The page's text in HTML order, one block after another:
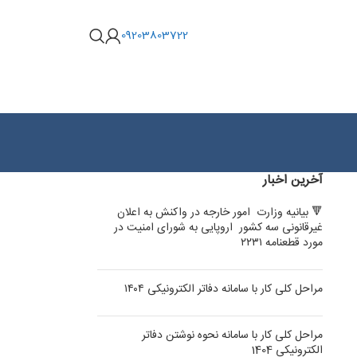
09203803722
آخرین اخبار
🔻 بیانیه وزارت امور خارجه در واکنش به اعلان
غیرقانونی سه کشور اروپایی به شورای امنیت در
مورد قطعنامه ۲۲۳۱
مراحل کلی کار با سامانه دفاتر الکترونیکی ۱۴۰۴
مراحل کلی کار با سامانه نحوه نوشتن دفاتر
الکترونیکی 1404